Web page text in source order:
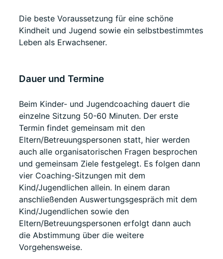
Die beste Voraussetzung für eine schöne
Kindheit und Jugend sowie ein selbstbestimmtes
Leben als Erwachsener.
Dauer und Termine
Beim Kinder- und Jugendcoaching dauert die
einzelne Sitzung 50-60 Minuten. Der erste
Termin findet gemeinsam mit den
Eltern/Betreuungspersonen statt, hier werden
auch alle organisatorischen Fragen besprochen
und gemeinsam Ziele festgelegt. Es folgen dann
vier Coaching-Sitzungen mit dem
Kind/Jugendlichen allein. In einem daran
anschließenden Auswertungsgespräch mit dem
Kind/Jugendlichen sowie den
Eltern/Betreuungspersonen erfolgt dann auch
die Abstimmung über die weitere
Vorgehensweise.